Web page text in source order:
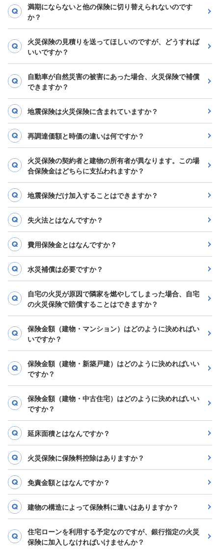
満期にならないと他の保険に切り替えられないのです
か？
火災保険の見積りを送ってほしいのですが、どうすれば
いいですか？
自動車が自然災害の被害にあった場合、火災保険で補償
できますか？
地震保険は火災保険に含まれていますか？
再調達価額と時価の違いは何ですか？
火災保険の契約者と建物の所有者が異なります。この場
合保険金はどちらに支払われますか？
地震保険だけ加入することはできますか？
失火法とはなんですか？
費用保険金とはなんですか？
水災補償は必要ですか？
自宅の火災が原因で隣家を燃やしてしまった場合、自宅
の火災保険で賠償することはできますか？
保険金額（建物・マンション）はどのように決めればい
いですか？
保険金額（建物・新築戸建）はどのように決めればいい
ですか？
保険金額（建物・中古住宅）はどのように決めればいい
ですか？
延床面積とはなんですか？
火災保険に保険料控除はありますか？
免責金額とはなんですか？
建物の構造によって保険料に違いはありますか？
住宅ローンを利用する予定なのですが、銀行指定の火災
保険に加入しなければいけませんか？